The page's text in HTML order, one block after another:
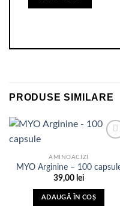
PRODUSE SIMILARE
AMINOACIZI
MYO Arginine – 100
39,00 lei
ADAUGĂ ÎN COȘ